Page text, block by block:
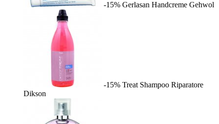
-15% Gerlasan Handcreme Gehwol
-15% Treat Shampoo Riparatore
Dikson